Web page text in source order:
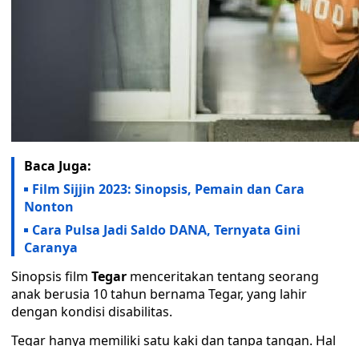
Baca Juga:
Film Sijjin 2023: Sinopsis, Pemain dan Cara
Nonton
Cara Pulsa Jadi Saldo DANA, Ternyata Gini
Caranya
Sinopsis film Tegar menceritakan tentang seorang
anak berusia 10 tahun bernama Tegar, yang lahir
dengan kondisi disabilitas.
Tegar hanya memiliki satu kaki dan tanpa tangan. Hal